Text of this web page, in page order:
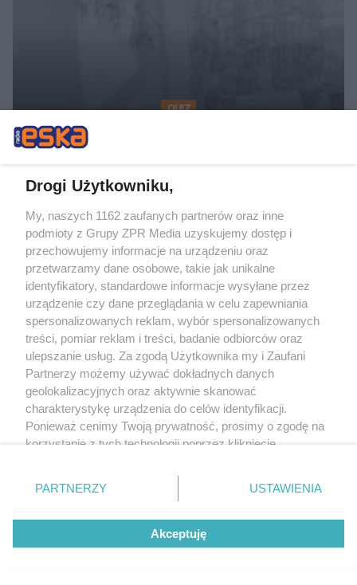
QUIZ
Quiz - szkoła w czasach PRL-
RODZINA LEWANDOWSKICH
Anna Lewandowska
dołączyła do męża w USA.
Podróż prywatnym
odrzutowcem to dopiero
początek!
Drogi Użytkowniku,
My, naszych 1162 zaufanych partnerów oraz inne
podmioty z Grupy ZPR Media uzyskujemy dostęp i
przechowujemy informacje na urządzeniu oraz
przetwarzamy dane osobowe, takie jak unikalne
identyfikatory, standardowe informacje wysyłane przez
urządzenie czy dane przeglądania w celu zapewniania
spersonalizowanych reklam, wybór spersonalizowanych
treści, pomiar reklam i treści, badanie odbiorców oraz
ulepszanie usług. Za zgodą Użytkownika my i Zaufani
Partnerzy możemy używać dokładnych danych
geolokalizacyjnych oraz aktywnie skanować
charakterystykę urządzenia do celów identyfikacji.
Ponieważ cenimy Twoją prywatność, prosimy o zgodę na
korzystanie z tych technologii poprzez kliknięcie
zmienić/wycofać klikając przycisk ustawień prywatności
znajdujący się w lewym dolnym rogu strony
rodzaje przetwarzania danych nie wymagają zgody
użytkownika, ale masz prawo sprzeciwić się takiemu
przetwarzaniu. Preferencje będą miały zastosowanie tylko
PARTNERZY USTAWIENIA
Akceptuję